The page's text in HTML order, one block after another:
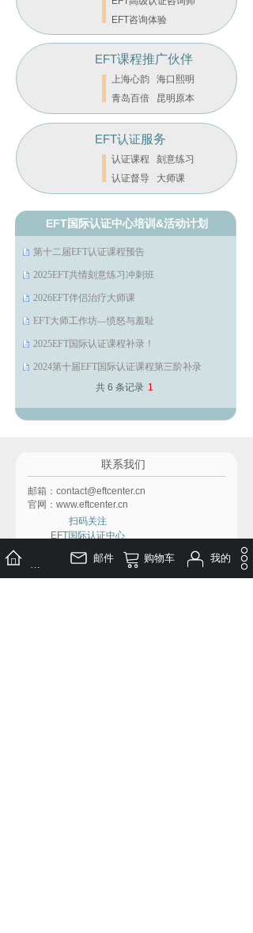
EFT咨询体验
EFT课程推广伙伴
上海心韵 海口熙明
青岛百倍 昆明原本
EFT认证服务
认证课程 刻意练习
认证督导 大师课
第十二届EFT认证课程预告
2025EFT共情刻意练习冲刺班
2026EFT伴侣治疗大师课
EFT大师工作坊—愤怒与羞耻
2025EFT国际认证课程补录！
2024第十届EFT国际认证课程第三阶补录
共 6 条记录 1
EFT国际认证中心培训&活动计划
EFT国际学会（isEFT.org)
邮箱：contact@eftcenter.cn
官网：www.eftcenter.cn
扫码关注
EFT国际认证中心
微信公众号
联系我们
移动端首页 邮件 购物车 我的